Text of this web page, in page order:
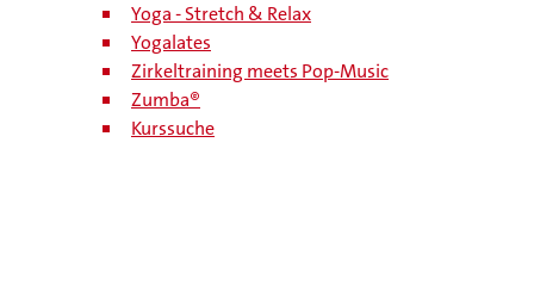
Yoga - Stretch & Relax
Yogalates
Zirkeltraining meets Pop-Music
Zumba®
Kurssuche